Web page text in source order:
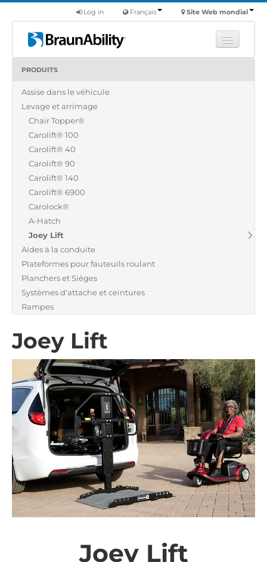
Site Web mondial
Français
Log in
Produits
Véhicules utilitaires
Nous
Trouver un revendeur
PRODUITS
Assise dans le véhicule
Levage et arrimage
Chair Topper®
Carolift® 100
Carolift® 40
Carolift® 90
Carolift® 140
Carolift® 6900
Carolock®
A-Hatch
Joey Lift
Aides à la conduite
Plateformes pour fauteuils roulant
Planchers et Sièges
Systèmes d'attache et ceintures
Rampes
Joey Lift
Joey Lift